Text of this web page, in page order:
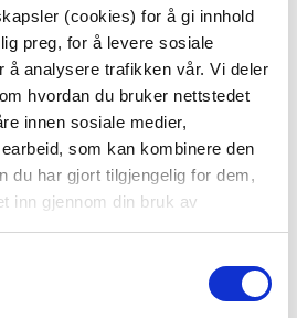
(cookies) for å gi innhold
preg, for å levere sosiale
å analysere trafikken vår. Vi deler
hvordan du bruker nettstedet
innen sosiale medier,
som kan kombinere den
du har gjort tilgjengelig for dem,
inn gjennom din bruk av